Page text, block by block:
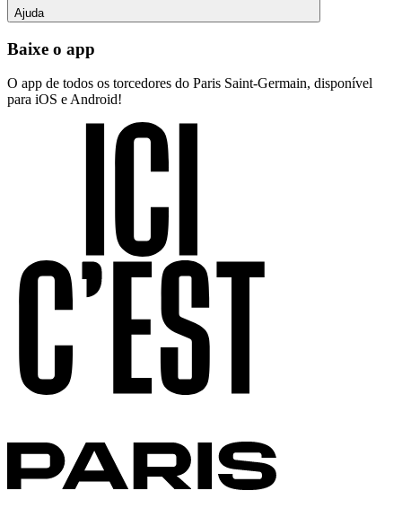
Ajuda
Baixe o app
O app de todos os torcedores do Paris Saint-Germain, disponível
para iOS e Android!